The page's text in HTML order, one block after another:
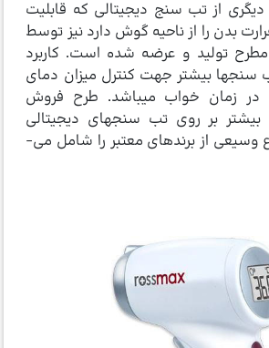
از تب سنج دیجیتالی که قابلیت
بدن را از ناحیه گوش دارد نیز توسط
تولید و عرضه شده است. کاربرد
سنجها بیشتر جهت کنترل میزان دمای
در زمان خواب می­باشد. طرح فروش
بر روی تب سنجهای دیجیتالی
متمرکز است و تنوع وسیعی از برندهای معتبر را شامل می­